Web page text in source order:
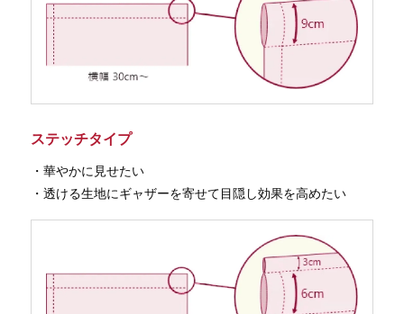
ステッチタイプ
・華やかに見せたい
・透ける生地にギャザーを寄せて目隠し効果を高めたい